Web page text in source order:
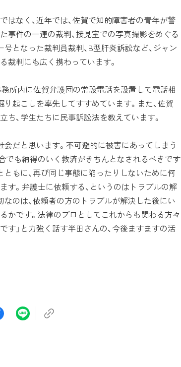
なく、近年では、佐賀で知的障害者の青年が警
事件の一連の裁判、接見室での写真撮影をめぐる
となった裁判員裁判、B型肝炎訴訟など、ジャン
裁判にも広く携わっています。
所内に佐賀弁護団の常設電話を設置して電話相
り起こしを率先してすすめています。また、佐賀
ち、学生たちに民事訴訟法を教えています。
会だと思います。不可避的に被害にあってしまう
でも納得のいく救済がきちんとなされるべきです
ともに、再び同じ事態に陥ったりしないために何
す。弁護士に依頼する、というのはトラブルの解
なのは、依頼者の方のトラブルが解決した後にい
かです。法律のプロとしてこれからも関わる方々
す」と力強く話す半田さんの、今後ますますの活